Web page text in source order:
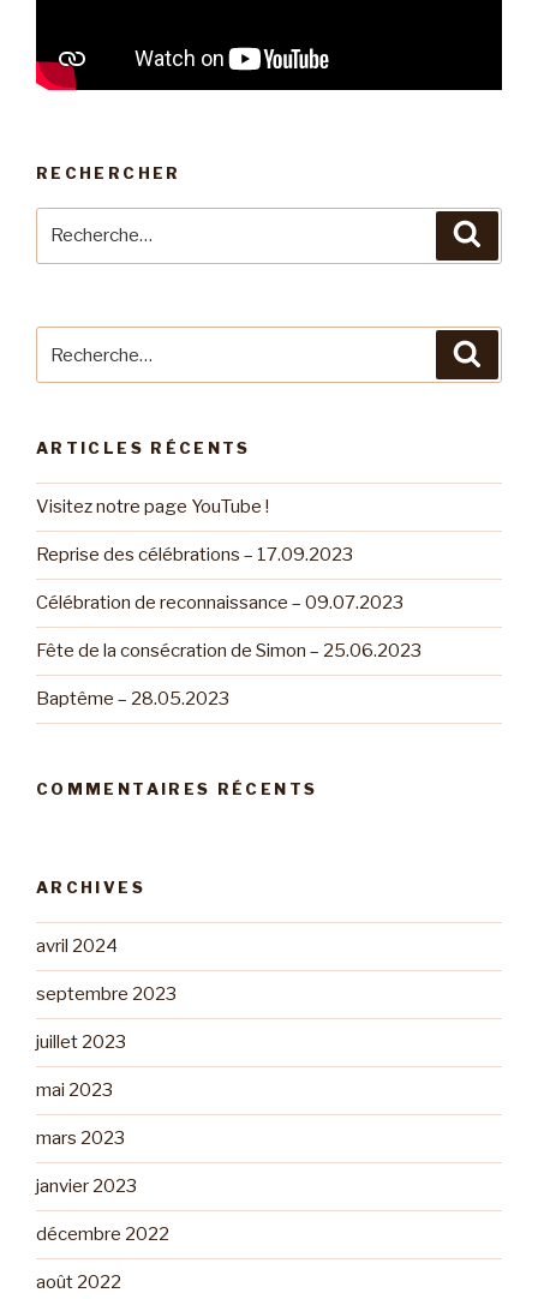
RECHERCHER
pour
ARTICLES RÉCENTS
Visitez notre page YouTube !
Reprise des célébrations – 17.09.2023
Célébration de reconnaissance – 09.07.2023
Fête de la consécration de Simon – 25.06.2023
Baptême – 28.05.2023
COMMENTAIRES RÉCENTS
ARCHIVES
avril 2024
septembre 2023
juillet 2023
mai 2023
mars 2023
janvier 2023
décembre 2022
août 2022